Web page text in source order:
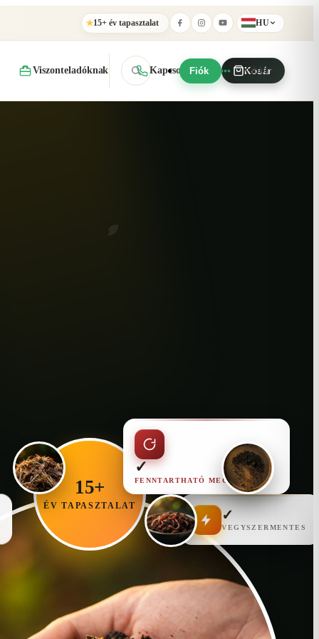
★15+ év tapasztalat HU
Viszonteladóknak Kapcsolat További
Fiók Kosár
15+
ÉV TAPASZTALAT ✓
✓
FENNTARTHATÓ MEGOLDÁS